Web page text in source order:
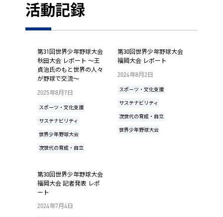
活動記録
2025年8月7日
スポーツ・文化支援
サステナビリティ
世界少年野球大会
次世代の育成・自立
第31回世界少年野球大会
秋田大会 レポート ～王
貞治氏のもと世界の人々
が野球で交流～
2024年8月2日
スポーツ・文化支援
サステナビリティ
次世代の育成・自立
世界少年野球大会
第30回世界少年野球大会
福岡大会 レポート
2024年7月4日
第30回世界少年野球大会
福岡大会 記者発表 レポ
ート